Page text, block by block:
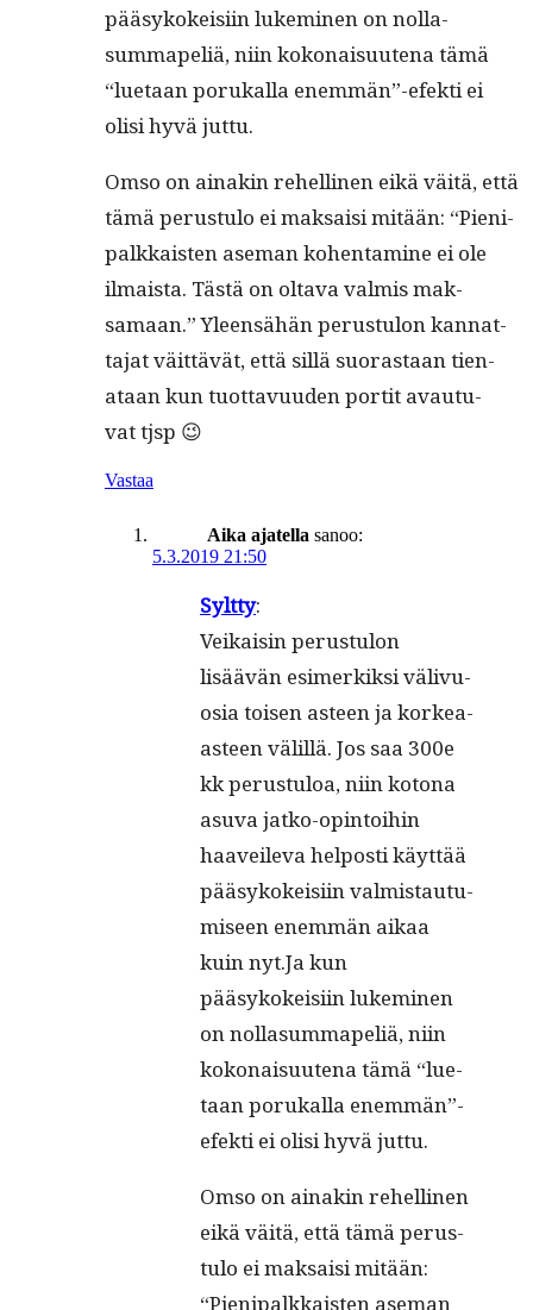
pääsykokeisi­in lukem­i­nen on nol­la­
summapeliä, niin kokon­aisuute­na tämä
“lue­taan porukalla enemmän”-efekti ei
olisi hyvä juttu.
Omso on ainakin rehelli­nen eikä väitä, että
tämä perus­tu­lo ei mak­saisi mitään: “Pieni­
palkkaisten ase­man kohen­t­a­mine ei ole
ilmaista. Tästä on olta­va valmis mak­
samaan.” Yleen­sähän perus­tu­lon kan­nat­
ta­jat väit­tävät, että sil­lä suo­ras­taan tien­
ataan kun tuot­tavu­u­den por­tit avau­tu­
vat tjsp 😉
Vastaa
Aika ajatella sanoo:
5.3.2019 21:50
Sylt­ty:
Veikaisin perus­tu­lon
lisäävän esimerkik­si välivu­
osia toisen asteen ja korkea-
asteen välil­lä. Jos saa 300e
kk perus­tu­loa, niin kotona
asu­va jatko-opin­toi­hin
haaveil­e­va hel­posti käyt­tää
pääsykokeisi­in valmis­tau­tu­
miseen enem­män aikaa
kuin nyt.Ja kun
pääsykokeisi­in lukem­i­nen
on nol­la­summapeliä, niin
kokon­aisuute­na tämä “lue­
taan porukalla enemmän”-
efekti ei olisi hyvä juttu.
Omso on ainakin rehelli­nen
eikä väitä, että tämä perus­
tu­lo ei mak­saisi mitään:
“Pieni­palkkaisten ase­man